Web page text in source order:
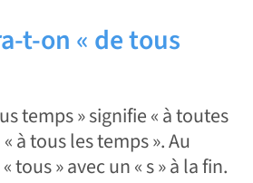
t-on « de tous
temps » signifie « à toutes
à tous les temps ». Au
tous » avec un « s » à la fin.